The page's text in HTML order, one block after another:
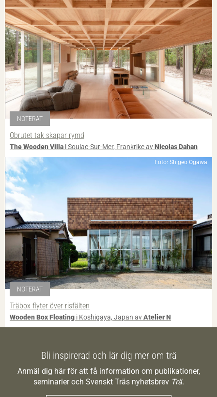
NOTERAT
Obrutet tak skapar rymd
The Wooden Villa i Soulac-Sur-Mer, Frankrike avNicolas Dahan
Foto: Shigeo Ogawa
NOTERAT
Träbox flyter över risfälten
Wooden Box Floating i Koshigaya, Japan avAtelier N
Bli inspirerad och lär dig mer om trä
Anmäl dig här för att få information om publikationer,
seminarier och Svenskt Träs nyhetsbrev Trä.